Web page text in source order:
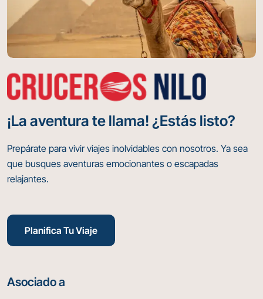
¡La aventura te llama! ¿Estás listo?
Prepárate para vivir viajes inolvidables con nosotros. Ya sea
que busques aventuras emocionantes o escapadas
relajantes.
Planifica Tu Viaje
Asociado a